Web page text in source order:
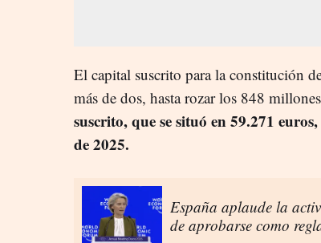
El capital suscrito para la constitución
más de dos, hasta rozar los 848
suscrito, que se situó en 59.271
de 2025.
España aplaude la
de aprobarse como